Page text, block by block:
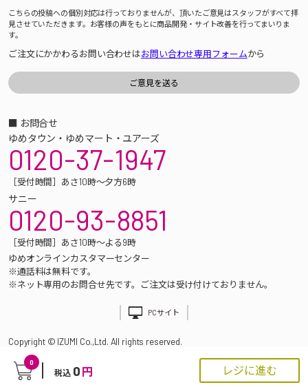
0
税込 0 円 レジに進む
こちらの投稿への個別対応は行っておりませんが、頂いたご意見はスタッフがすべて拝
見させていただきます。お客様の声をもとに商品開発・サイト改善を行ってまいりま
す。
ご注文にかかわるお問い合わせはお問い合わせ専用フォームから
■ お問合せ
ゆめタウン・ゆめマート・ユアーズ
0120-37-1947
［受付時間］あさ10時～夕方6時
サニー
0120-93-8851
［受付時間］あさ10時～よる9時
ゆめオンラインカスタマーセンター
※通話料は無料です。
※ネット専用のお問合せ先です。ご注文は受け付けておりません。
PCサイト
Copyright © IZUMI Co.,Ltd. All rights reserved.